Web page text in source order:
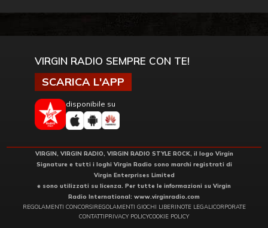
VIRGIN RADIO SEMPRE CON TE!
SCARICA L'APP
disponibile su
VIRGIN, VIRGIN RADIO, VIRGIN RADIO STYLE ROCK, il logo Virgin
Signature e tutti i loghi Virgin Radio sono marchi registrati di
Virgin Enterprises Limited
e sono utilizzati su licenza. Per tutte le informazioni su Virgin
Radio International: www.virginradio.com
REGOLAMENTI CONCORSIREGOLAMENTI GIOCHI LIBERINOTE LEGALICORPORATE
CONTATTIPRIVACY POLICYCOOKIE POLICY